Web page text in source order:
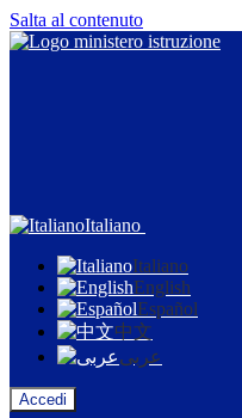
Salta al contenuto
Italiano
Italiano
English
Español
中文
عربى
Accedi